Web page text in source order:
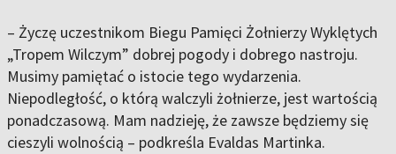
– Życzę uczestnikom Biegu Pamięci Żołnierzy Wyklętych
„Tropem Wilczym” dobrej pogody i dobrego nastroju.
Musimy pamiętać o istocie tego wydarzenia.
Niepodległość, o którą walczyli żołnierze, jest wartością
ponadczasową. Mam nadzieję, że zawsze będziemy się
cieszyli wolnością – podkreśla Evaldas Martinka.